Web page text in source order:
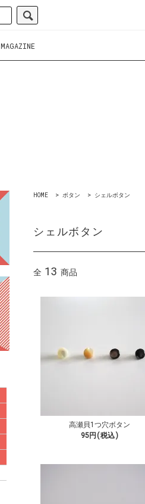
MAGAZINE
HOME > ボタン > シェルボタン
シェルボタン
全 13 商品
高瀬貝1つ穴ボタン
95円(税込)